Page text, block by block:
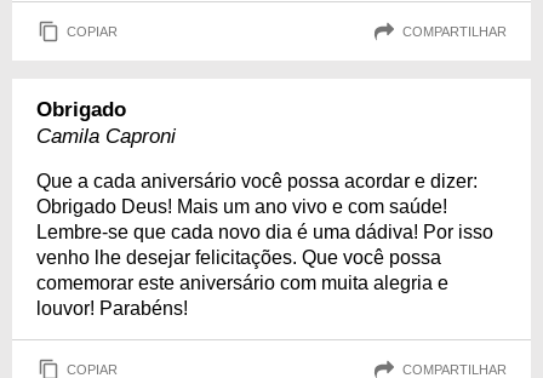
COPIAR COMPARTILHAR
Obrigado
Camila Caproni
Que a cada aniversário você possa acordar e dizer:
Obrigado Deus! Mais um ano vivo e com saúde!
Lembre-se que cada novo dia é uma dádiva! Por isso
venho lhe desejar felicitações. Que você possa
comemorar este aniversário com muita alegria e
louvor! Parabéns!
COPIAR COMPARTILHAR